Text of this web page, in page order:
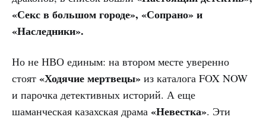
«Секс в большом городе», «Сопрано» и
«Наследники».
Но не НВО единым: на втором месте уверенно
стоят «Ходячие мертвецы» из каталога FOX NOW
и парочка детективных историй. А еще
шаманческая казахская драма «Невестка». Эти